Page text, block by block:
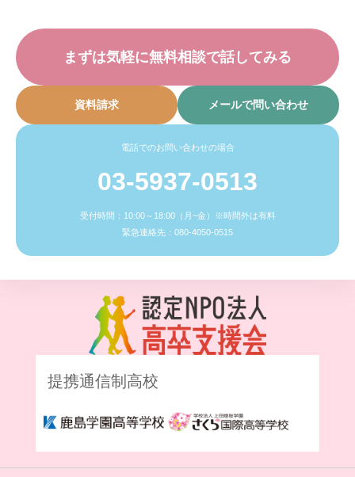
まずは気軽に無料相談で話してみる
資料請求 メールで問い合わせ
電話でのお問い合わせの場合
03-5937-0513
受付時間：10:00～18:00（月~金）※時間外は有料
緊急連絡先：080-4050-0515
提携通信制高校